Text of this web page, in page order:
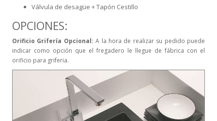
Válvula de desagüe + Tapón Cestillo
OPCIONES:
Orificio Grifería Opcional: A la hora de realizar su pedido puede
indicar como opción que el fregadero le llegue de fábrica con el
orificio para griferia.